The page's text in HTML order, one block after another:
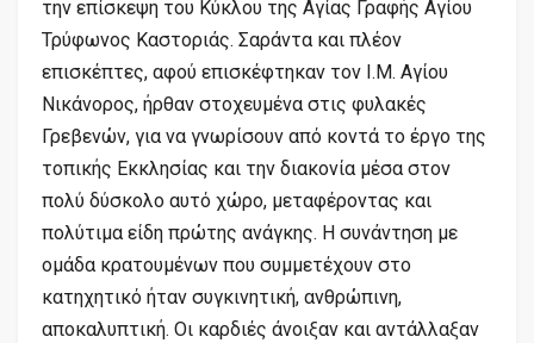
την επίσκεψη του Κύκλου της Αγίας Γραφής Αγίου
Τρύφωνος Καστοριάς. Σαράντα και πλέον
επισκέπτες, αφού επισκέφτηκαν τον Ι.Μ. Αγίου
Νικάνoρος, ήρθαν στοχευμένα στις φυλακές
Γρεβενών, για να γνωρίσουν από κοντά το έργο της
τοπικής Εκκλησίας και την διακονία μέσα στον
πολύ δύσκολο αυτό χώρο, μεταφέροντας και
πολύτιμα είδη πρώτης ανάγκης. Η συνάντηση με
ομάδα κρατουμένων που συμμετέχουν στο
κατηχητικό ήταν συγκινητική, ανθρώπινη,
αποκαλυπτική. Οι καρδιές άνοιξαν και αντάλλαξαν